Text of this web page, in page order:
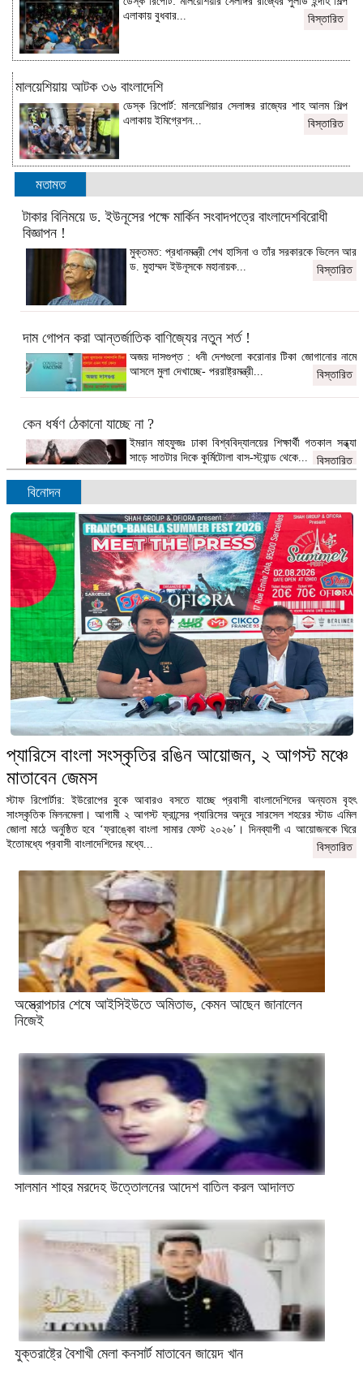
এলাকায় বুধবার...
বিস্তারিত
মালয়েশিয়ায় আটক ৩৬ বাংলাদেশি
ডেস্ক রিপোর্ট: মালয়েশিয়ার সেলাঙ্গর রাজ্যের শাহ আলম শিল্প
এলাকায় ইমিগ্রেশন...
বিস্তারিত
মতামত
টাকার বিনিময়ে ড. ইউনূসের পক্ষে মার্কিন সংবাদপত্রে বাংলাদেশবিরোধী
বিজ্ঞাপন !
মুক্তমত: প্রধানমন্ত্রী শেখ হাসিনা ও তাঁর সরকারকে ভিলেন আর
ড. মুহাম্মদ ইউনূসকে মহানায়ক...
বিস্তারিত
দাম গোপন করা আন্তর্জাতিক বাণিজ্যের নতুন শর্ত !
অজয় দাসগুপ্ত : ধনী দেশগুলো করোনার টিকা জোগানোর নামে
আসলে মুলা দেখাচ্ছে- পররাষ্ট্রমন্ত্রী...
বিস্তারিত
কেন ধর্ষণ ঠেকানো যাচ্ছে না ?
ইমরান মাহফুজঃ ঢাকা বিশ্ববিদ্যালয়ের শিক্ষার্থী গতকাল সন্ধ্যা
সাড়ে সাতটার দিকে কুর্মিটোলা বাস-স্ট্যান্ড থেকে...
বিস্তারিত
মায়ের কাছে থেকে সন্তান চিনছে অক্ষর, শিখছে ভাষা
ডেস্ক রিপোর্টঃ শিশুর অর্থবোধক অস্পষ্ট বাক প্রয়াসের মতো কি
একটা শব্দ হয়ে বেরিয়ে...
বিস্তারিত
ফলাফল প্রত্যাখ্যান করলেও বিএনপি ধ্বংসাত্মক কোনো কর্মসূচি দেয়নি:
সোহরাব হাসান
ডেক্স রিপোর্টঃ নির্বাচনের পর বিএনপি ফলাফল প্রত্যাখ্যান
করলেও কোনো ধ্বংসাত্মক কর্মসূচি নেয়নি বলে...
বিস্তারিত
বিনোদন
প্যারিসে বাংলা সংস্কৃতির রঙিন আয়োজন, ২ আগস্ট মঞ্চে
মাতাবেন জেমস
স্টাফ রিপোর্টার: ইউরোপের বুকে আবারও বসতে যাচ্ছে প্রবাসী বাংলাদেশিদের অন্যতম বৃহৎ
সাংস্কৃতিক মিলনমেলা। আগামী ২ আগস্ট ফ্রান্সের প্যারিসের অদূরে সারসেল শহরের স্টাড এমিল
জোলা মাঠে অনুষ্ঠিত হবে ‘ফ্রাঙ্কো বাংলা সামার ফেস্ট ২০২৬’। দিনব্যাপী এ আয়োজনকে ঘিরে
ইতোমধ্যে প্রবাসী বাংলাদেশিদের মধ্যে...
বিস্তারিত
অস্ত্রোপচার শেষে আইসিইউতে অমিতাভ, কেমন আছেন জানালেন
নিজেই
সালমান শাহর মরদেহ উত্তোলনের আদেশ বাতিল করল আদালত
যুক্তরাষ্ট্রে বৈশাখী মেলা কনসার্ট মাতাবেন জায়েদ খান